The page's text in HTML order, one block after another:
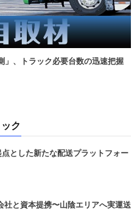
」、トラック必要台数の迅速把握
ク
とした新たな配送プラットフォー
と資本提携〜山陰エリアへ実運送